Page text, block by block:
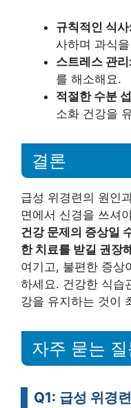
규칙적인 식사:
사하며 과식
스트레스 관리:
를 해소해요.
적절한 수분
소화 건강을
결론
급성 위경련의 원인
면에서 신경을 쓰셔
건강 문제의 증상일
한 치료를 받길 권장
여기고, 불편한 증상
하세요. 건강한 식습
강을 유지하는 것이
자주 묻는
Q1: 급성 위경